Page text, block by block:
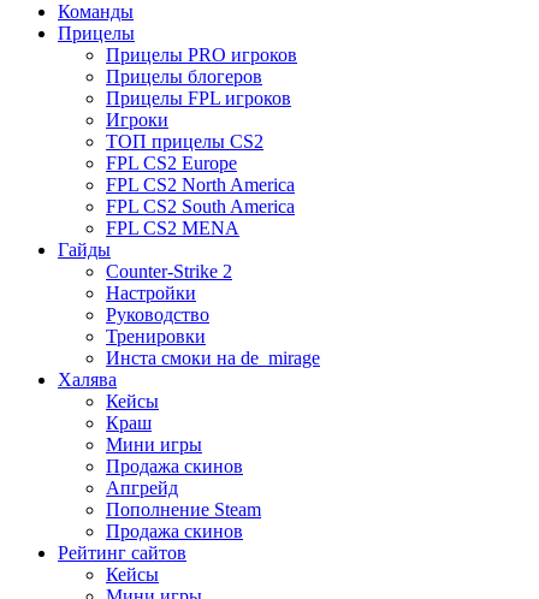
Команды
Прицелы
Прицелы PRO игроков
Прицелы блогеров
Прицелы FPL игроков
Игроки
ТОП прицелы CS2
FPL CS2 Europe
FPL CS2 North America
FPL CS2 South America
FPL CS2 MENA
Гайды
Counter-Strike 2
Настройки
Руководство
Тренировки
Инста смоки на de_mirage
Халява
Кейсы
Краш
Мини игры
Продажа скинов
Апгрейд
Пополнение Steam
Продажа скинов
Рейтинг сайтов
Кейсы